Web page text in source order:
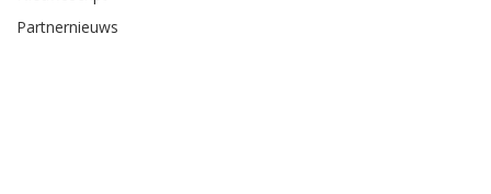
Partnernieuws